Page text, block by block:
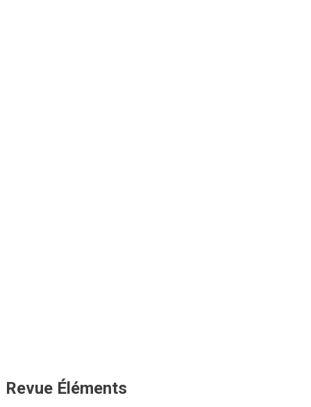
Revue Éléments